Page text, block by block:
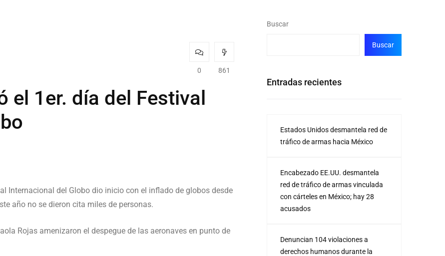
0 861
1er. día del Festival
Internacional del Globo dio inicio con el inflado de globos desde
año no se dieron cita miles de personas.
Rojas amenizaron el despegue de las aeronaves en punto de
Buscar
Buscar
Entradas recientes
Estados Unidos desmantela red de
tráfico de armas hacia México
Encabezado EE.UU. desmantela
red de tráfico de armas vinculada
con cárteles en México; hay 28
acusados
Denuncian 104 violaciones a
derechos humanos durante la